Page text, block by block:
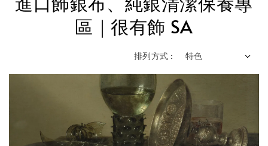
區｜很有飾 SA
排列方式 :